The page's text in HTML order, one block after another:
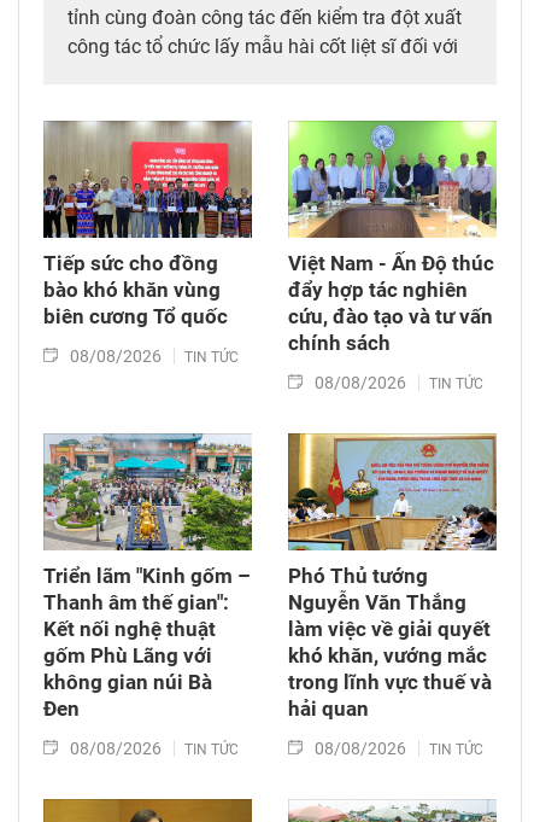
tỉnh cùng đoàn công tác đến kiểm tra đột xuất
công tác tổ chức lấy mẫu hài cốt liệt sĩ đối với
thời tặng quà cho cán bộ, chiến sĩ tham gia
công tác lấy mẫu tại đây.
Tiếp sức cho đồng
bào khó khăn vùng
biên cương Tổ quốc
08/08/2026 TIN TỨC
Việt Nam - Ấn Độ thúc
đẩy hợp tác nghiên
cứu, đào tạo và tư vấn
chính sách
08/08/2026 TIN TỨC
Triển lãm "Kinh gốm –
Thanh âm thế gian":
Kết nối nghệ thuật
gốm Phù Lãng với
không gian núi Bà
Đen
08/08/2026 TIN TỨC
Phó Thủ tướng
Nguyễn Văn Thắng
làm việc về giải quyết
khó khăn, vướng mắc
trong lĩnh vực thuế và
hải quan
08/08/2026 TIN TỨC